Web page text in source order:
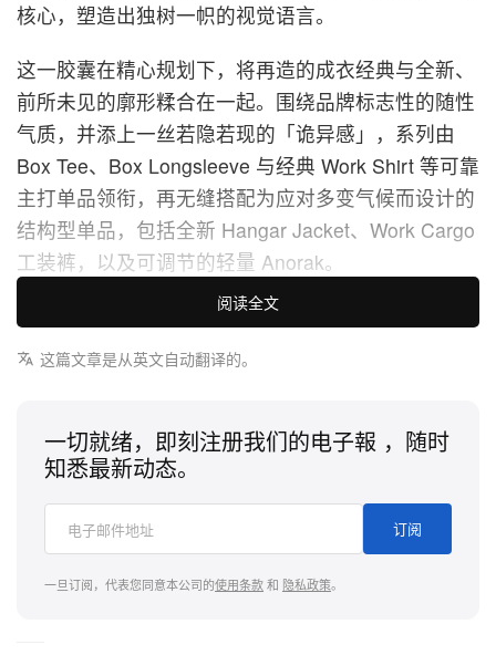
核心，塑造出独树一帜的视觉语言。
这一胶囊在精心规划下，将再造的成衣经典与全新、
前所未见的廓形糅合在一起。围绕品牌标志性的随性
气质，并添上一丝若隐若现的「诡异感」，系列由
Box Tee、Box Longsleeve 与经典 Work Shirt 等可靠
主打单品领衔，再无缝搭配为应对多变气候而设计的
结构型单品，包括全新 Hangar Jacket、Work Cargo
工装裤，以及可调节的轻量 Anorak。
为了为此次发售增添一枚高话题度的设计重磅，系列
还带来一批极为稀有的再造版 WORK
双帆布鞋以重染的「EARTH」配色全新亮相，呈现
强烈做旧质感，彻底抛弃「刚出盒」的崭新感。
为这组高度精编的胶囊系列画龙点睛的，是一系列功
能导向的日常配饰，它们在工艺层面持续挑战当代时
装的边界。系列推出一只实用百搭的 Work Tote，以
阅读全文
这篇文章是从英文自动翻译的。
一切就绪，即刻注册我们的电子報 ，随时
知悉最新动态。
订阅
一旦订阅，代表您同意本公司的使用条款和 隐私政策。